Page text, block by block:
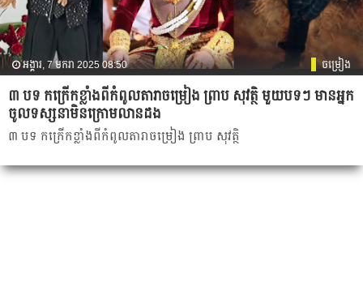
អង្គារ, 7 មករា 2025 08:50 ចម្រៀង
៣ បទ កក្រើកខ្លាំងពីកំពូលតារាចម្រៀង ព្រាប សុវត្ថិ មួយបទៗ មានអ្នក
ចូលទស្សនាមិនក្រោមលានដង
៣ បទ កក្រើកខ្លាំងពីកំពូលតារាចម្រៀង ព្រាប សុវត្ថិ